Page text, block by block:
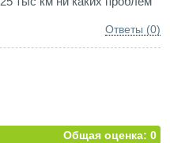
Ответы (0)
Общая оценка: 0